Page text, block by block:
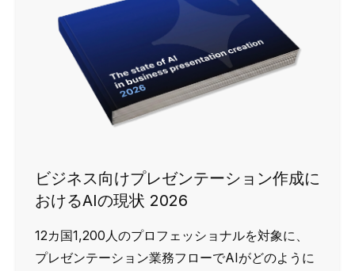
ビジネス向けプレゼンテーション作成に
おけるAIの現状 2026
12カ国1,200人のプロフェッショナルを対象に、
プレゼンテーション業務フローでAIがどのように